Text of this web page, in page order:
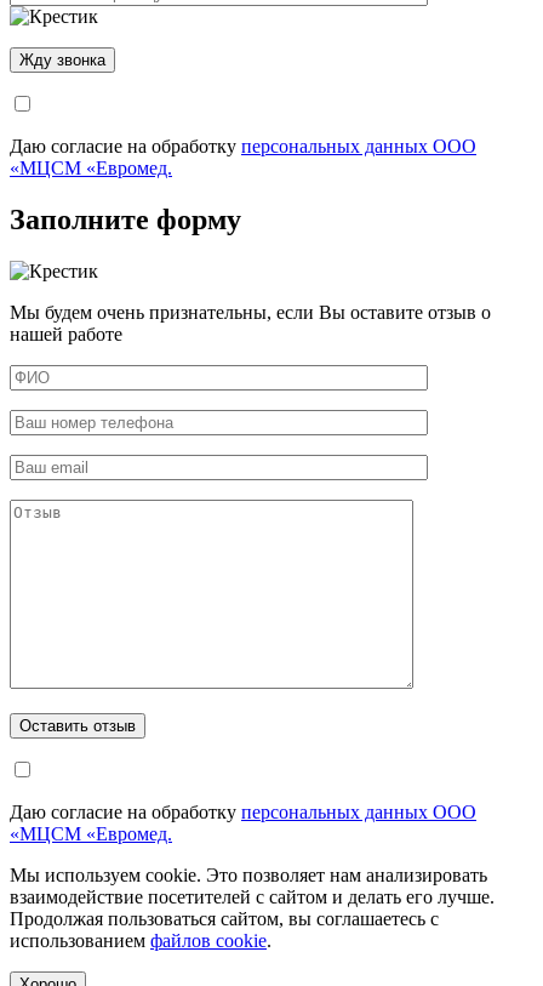
Даю согласие на обработку персональных данных ООО
«МЦСМ «Евромед.
Заполните форму
Мы будем очень признательны, если Вы оставите отзыв о
нашей работе
Даю согласие на обработку персональных данных ООО
«МЦСМ «Евромед.
Мы используем cookie. Это позволяет нам анализировать
взаимодействие посетителей с сайтом и делать его лучше.
Продолжая пользоваться сайтом, вы соглашаетесь с
использованием файлов cookie.